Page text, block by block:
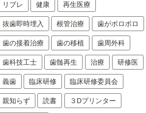
リブレ 健康 再生医療
抜歯即時埋入 根管治療 歯がボロボロ
歯の接着治療 歯の移植 歯周外科
歯科技工士 歯髄再生 治療 研修医
義歯 臨床研修 臨床研修委員会
親知らず 読書 ３Dプリンター